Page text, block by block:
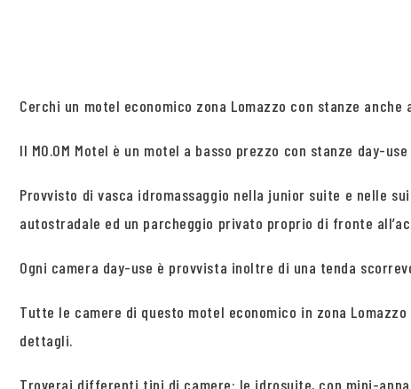
Cerchi un motel economico zona Lomazzo con stanze
Il MO.OM Motel è un motel a basso prezzo con stanze day-
Provvisto di vasca idromassaggio nella junior suite e nelle
autostradale ed un parcheggio privato proprio di fronte
Ogni camera day-use è provvista inoltre di una tenda
Tutte le camere di questo motel economico in zona
dettagli.
Troverai differenti tipi di camere: le idrosuite, con mini-